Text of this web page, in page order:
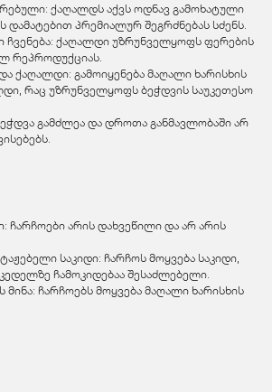
ქაღალდს აქვს ოდნავ გამოხატული
დამატებით პრემიალურ შეგრძნებას სძენს.
ჩვენება: ქაღალდი უზრუნველყოფს ფერების
რეპროდუქციას.
ქაღალდი: გამოიყენება მაღალი ხარისხის
რაც უზრუნველყოფს ბეჭდვის საუკეთესო
გამძლეა და დროთა განმავლობაში არ
არის დახვეწილი და არ არის
საკიდი: ჩარჩოს მოყვება საკიდი,
ჩამოკიდებაა შესაძლებელი.
მინა: ჩარჩოებს მოყვება მაღალი ხარისხის